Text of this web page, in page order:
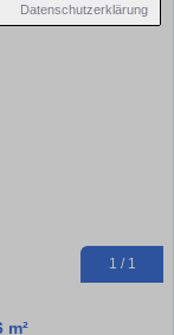
Datenschutzerklärung
1 / 1
m²